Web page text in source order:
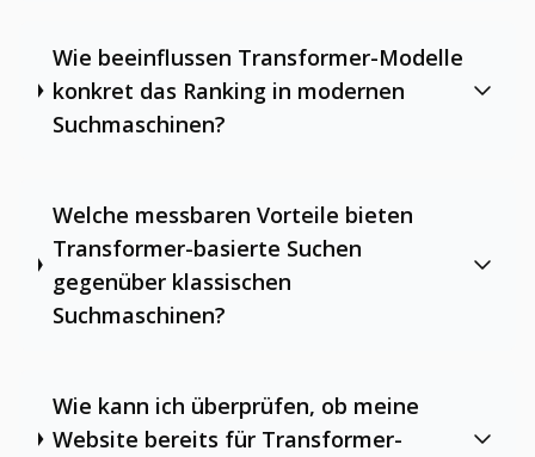
Wie beeinflussen Transformer-Modelle
konkret das Ranking in modernen
Suchmaschinen?
Welche messbaren Vorteile bieten
Transformer-basierte Suchen
gegenüber klassischen
Suchmaschinen?
Wie kann ich überprüfen, ob meine
Website bereits für Transformer-